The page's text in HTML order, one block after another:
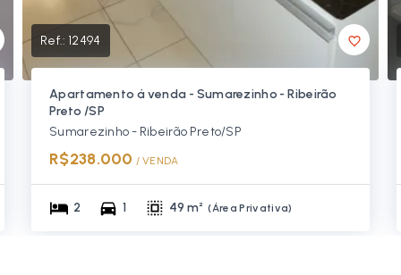
Ref.: 12494
Apartamento á venda - Sumarezinho - Ribeirão
Preto /SP
Sumarezinho - Ribeirão Preto/SP
R$238.000 / VENDA
2 1 49 m² (Área Privativa)